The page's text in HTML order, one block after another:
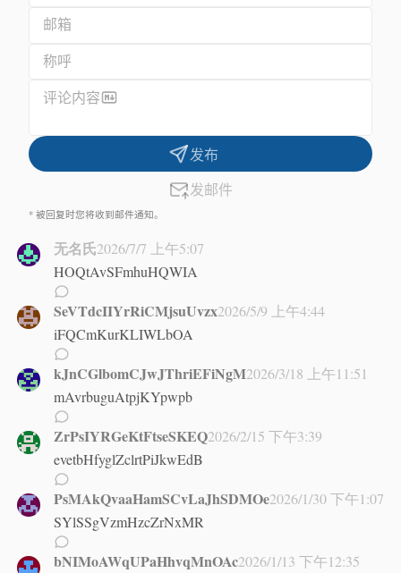
称呼
邮箱
评论内容
* 被回复时您将收到邮件通知。
发邮件
发布
无名氏2026/7/7 上午5:07
HOQtAvSFmhuHQWIA
SeVTdcIIYrRiCMjsuUvzx2026/5/9 上午4:44
iFQCmKurKLIWLbOA
kJnCGlbomCJwJThriEFiNgM2026/3/18 上午11:51
mAvrbuguAtpjKYpwpb
ZrPsIYRGeKtFtseSKEQ2026/2/15 下午3:39
evetbHfyglZclrtPiJkwEdB
PsMAkQvaaHamSCvLaJhSDMOe2026/1/30 下午1:07
SYlSSgVzmHzcZrNxMR
bNIMoAWqUPaHhvqMnOAc2026/1/13 下午12:35